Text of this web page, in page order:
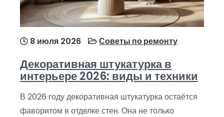
8 июля 2026 Советы по ремонту
Декоративная штукатурка в
интерьере 2026: виды и техники
В 2026 году декоративная штукатурка остаётся
фаворитом в отделке стен. Она не только